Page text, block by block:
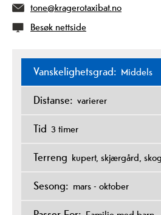
tone@kragerotaxibat.no
Besøk nettside
Vanskelighetsgrad: Middels
Distanse: varierer
Tid 3 timer
Terreng kupert skjærgård
Sesong: mars - oktober